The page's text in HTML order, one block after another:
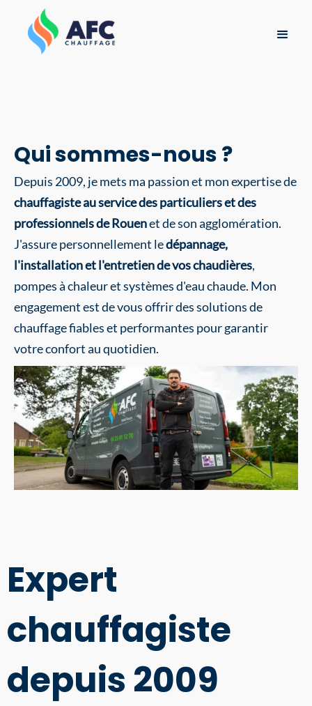
Qui sommes-nous ?
Depuis 2009, je mets ma passion et mon expertise de
chauffagiste au service des particuliers et des
professionnels de Rouenet de son agglomération.
J'assure personnellement ledépannage,
l'installation et l'entretien de vos chaudières,
pompes à chaleur et systèmes d'eau chaude. Mon
engagement est de vous offrir des solutions de
chauffage fiables et performantes pour garantir
votre confort au quotidien.
Expert
chauffagiste
depuis 2009